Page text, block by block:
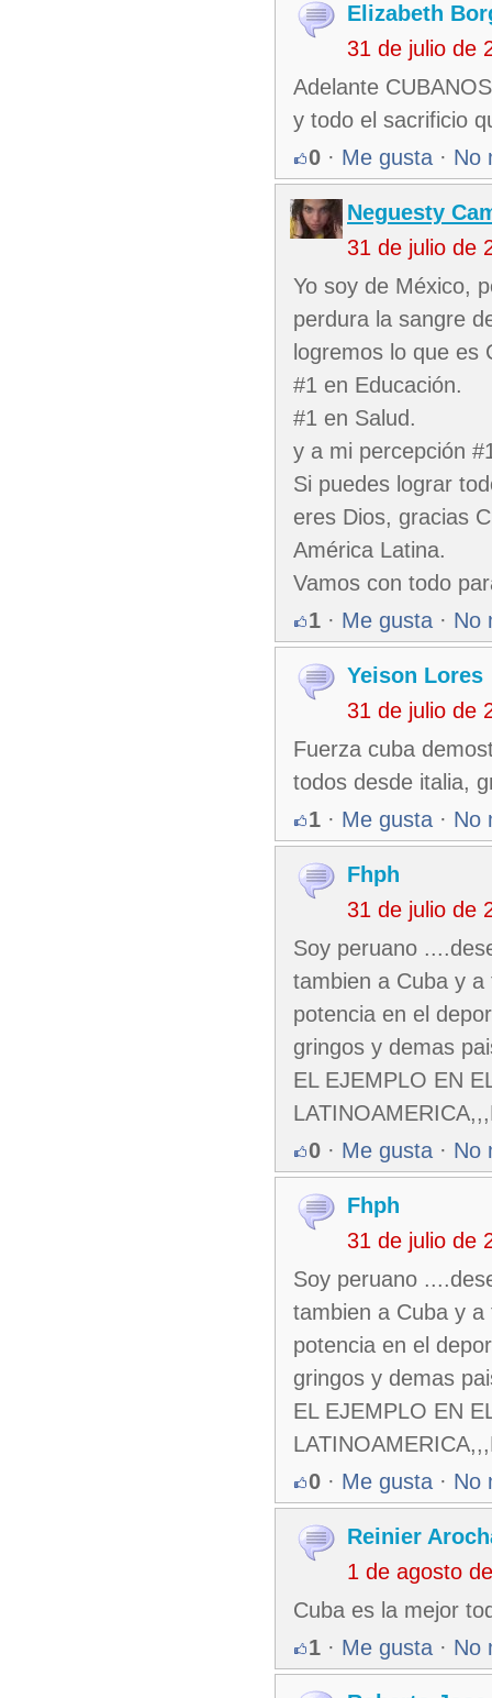
Elizabeth
31 de julio de
Adelante
y todo el sacrificio
0 · Me gusta · No
Neguesty
31 de julio de
Yo soy de México,
perdura la sangre
logremos lo que es
#1 en Educación.
#1 en Salud.
y a mi percepción
Si puedes lograr
eres Dios, gracias
América Latina.
Vamos con todo
1 · Me gusta · No
Yeison Lores
31 de julio de
Fuerza cuba
todos desde italia,
1 · Me gusta · No
Fhph
31 de julio de
Soy peruano
tambien a Cuba y
potencia en el
gringos y demas
EL EJEMPLO EN
0 · Me gusta · No
Fhph
31 de julio de
Soy peruano
tambien a Cuba y
potencia en el
gringos y demas
EL EJEMPLO EN
0 · Me gusta · No
Reinier
1 de agosto
Cuba es la mejor
1 · Me gusta · No